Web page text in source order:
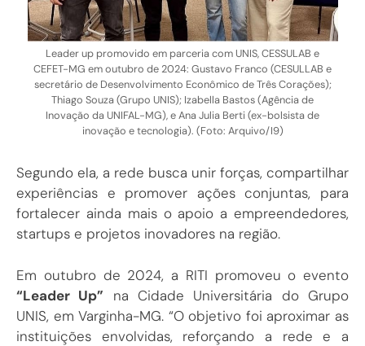
Leader up promovido em parceria com UNIS, CESSULAB e
CEFET-MG em outubro de 2024: Gustavo Franco (CESULLAB e
secretário de Desenvolvimento Econômico de Três Corações);
Thiago Souza (Grupo UNIS); Izabella Bastos (Agência de
Inovação da UNIFAL-MG), e Ana Julia Berti (ex-bolsista de
inovação e tecnologia). (Foto: Arquivo/I9)
Segundo ela, a rede busca unir forças, compartilhar
experiências e promover ações conjuntas, para
fortalecer ainda mais o apoio a empreendedores,
startups e projetos inovadores na região.
Em outubro de 2024, a RITI promoveu o evento
“Leader Up” na Cidade Universitária do Grupo
UNIS, em Varginha-MG. “O objetivo foi aproximar as
instituições envolvidas, reforçando a rede e a